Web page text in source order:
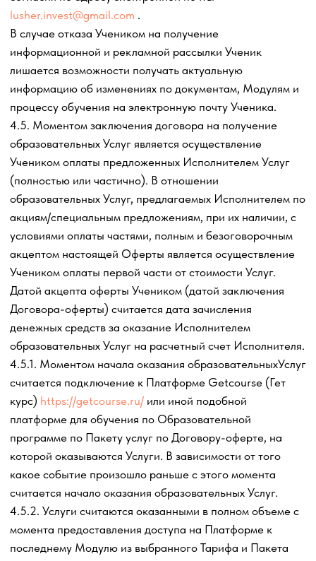
Исполнителя в рамках оказания образовательных
Услуг
по настоящему Договору. Ответственность за
безопасность Ученика, а также целостность и
сохранность имущества, используемого в процессе
оказания образовательных Услуг несет Ученик;
5.3.3. Общаться с Исполнителем, и другими
привлеченными лицами в процессе исполнения
настоящего Договора-оферты корректно и цензурно.
Соблюдать порядок и дисциплину как при регистрации,
так и при оказании образовательных Услуг, не создавать
своими действиями неудобства для других учеников
Исполнителя, а также не мешать процессу оказания
образовательных Услуг на Платформе.
При нарушении условий настоящего пункта
Исполнитель оставляет за собой право не допустить
Ученика к дальнейшему оказанию образовательных
Услуг или удалить Ученика с обучающей Платформы.
При этом денежные средства, выплаченные Учеником
за Пакет услуг, не возвращаются и считаются
неустойкой, подлежащей оплате Исполнителю в связи с
нарушением Учеником принятых на себя обязательств.
5.3.4. Обратиться в службу поддержки по адресу
электронной почтыlusher.invest@gmail.comпри наличии
вопросов, связанных с информацией об оказываемых по
настоящему Договору-оферте образовательных Услугах.
Отсутствие обращений Ученика свидетельствует о том,
что Ученик ознакомлен с необходимой и достаточной
для него информацией о оказываемых по настоящему
Договору-оферте образовательных Услугах.
5.3.5. Для получения образовательных Услуг
самостоятельно настроить программное обеспечение,
аппаратную часть и Интернет-канал своего компьютера
таким образом, чтобы иметь возможность
беспрепятственно пользоваться всеми сервисами
www.youtube.ru, www.docs.google.com
которые используются в ходе предоставления
образовательных Услуг.
5.3.6. Обеспечить бесперебойную работу Интернет-
канала, оборудования и программного обеспечения со
своей Стороны таким образом, чтобы иметь
возможность беспрепятственно пользоваться всеми
сервисами порталов
www.docs.google.com или иных, разрешенных к